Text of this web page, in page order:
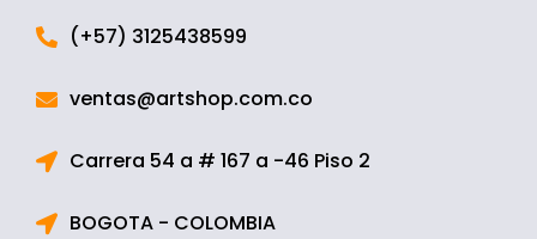
(+57) 3125438599
ventas@artshop.com.co
Carrera 54 a # 167 a -46 Piso 2
BOGOTA - COLOMBIA